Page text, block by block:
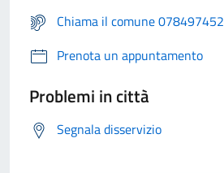
Chiama il comune 078497452
Prenota un appuntamento
Problemi in città
Segnala disservizio